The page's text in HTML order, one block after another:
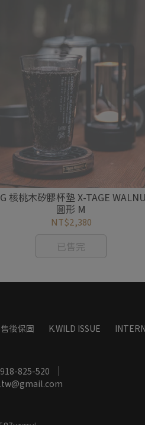
核桃木矽膠杯墊 X-TAGE
圓形 M
NT$2,380
已售完
售後保固 K.WILD ISSUE
825-520